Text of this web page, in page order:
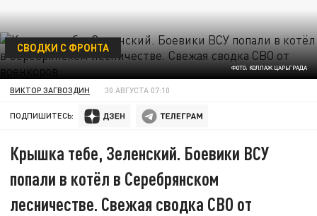
ФОТО: КОЛЛАЖ ЦАРЬГРАДА
СВОДКИ С ФРОНТА
ВИКТОР ЗАГВОЗДИН 30 АВГУСТА 07:10
ПОДПИШИТЕСЬ:
Крышка тебе, Зеленский. Боевики ВСУ
попали в котёл в Серебрянском
лесничестве. Свежая сводка СВО от